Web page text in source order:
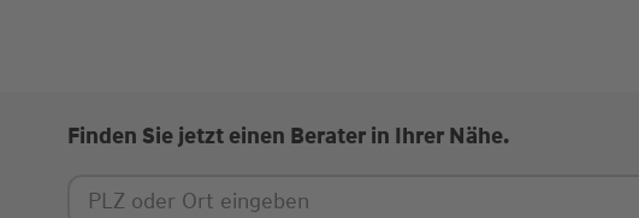
Finden Sie jetzt einen Berater in Ihrer Nähe.